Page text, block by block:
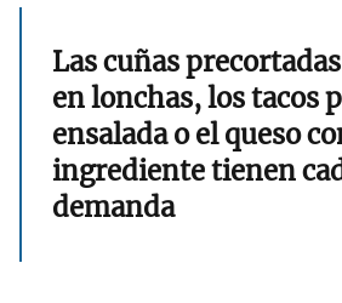
Las cuñas
en lonchas, los tacos
ensalada o el queso
ingrediente tienen
demanda